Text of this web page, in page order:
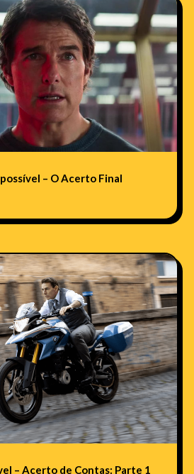
– O Acerto Final
– Acerto de Contas: Parte 1